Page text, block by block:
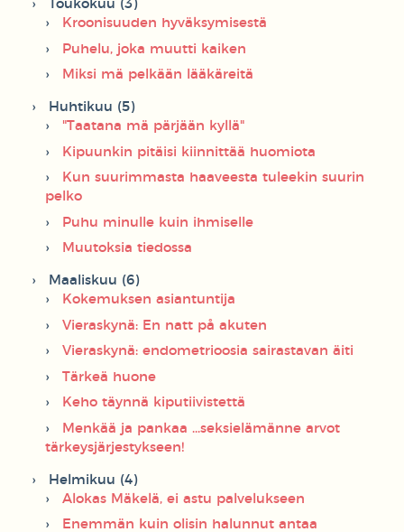
Toukokuu (3)
Kroonisuuden hyväksymisestä
Puhelu, joka muutti kaiken
Miksi mä pelkään lääkäreitä
Huhtikuu (5)
"Taatana mä pärjään kyllä"
Kipuunkin pitäisi kiinnittää huomiota
Kun suurimmasta haaveesta tuleekin suurin
pelko
Puhu minulle kuin ihmiselle
Muutoksia tiedossa
Maaliskuu (6)
Kokemuksen asiantuntija
Vieraskynä: En natt på akuten
Vieraskynä: endometrioosia sairastavan äiti
Tärkeä huone
Keho täynnä kiputiivistettä
Menkää ja pankaa ...seksielämänne arvot
tärkeysjärjestykseen!
Helmikuu (4)
Alokas Mäkelä, ei astu palvelukseen
Enemmän kuin olisin halunnut antaa